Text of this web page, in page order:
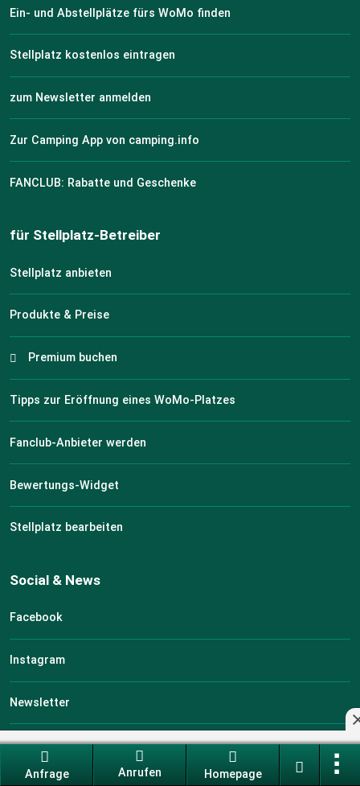
Anfrage Anrufen Homepage
Ein- und Abstellplätze fürs WoMo finden
Stellplatz kostenlos eintragen
zum Newsletter anmelden
Zur Camping App von camping.info
FANCLUB: Rabatte und Geschenke
für Stellplatz-Betreiber
Stellplatz anbieten
Produkte & Preise
Premium buchen
Tipps zur Eröffnung eines WoMo-Platzes
Fanclub-Anbieter werden
Bewertungs-Widget
Stellplatz bearbeiten
Social & News
Facebook
Instagram
Newsletter
Blog